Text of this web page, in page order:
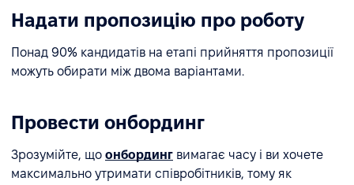
Надати пропозицію про роботу
Понад 90% кандидатів на етапі прийняття пропозиції
можуть обирати між двома варіантами.
Провести онбординг
Зрозумійте, що онбординг вимагає часу і ви хочете
максимально утримати співробітників, тому як